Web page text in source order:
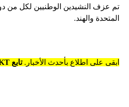
تم عزف النشيدين الوطنيين لكل من
المتحدة والهند.
ابقى على اطلاع بأحدث الأخبار.تابع KT على قنوات WhatsApp.